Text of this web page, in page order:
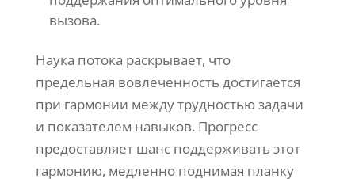
вызова.
Наука потока раскрывает, что
предельная вовлеченность достигается
при гармонии между трудностью задачи
и показателем навыков. Прогресс
предоставляет шанс поддерживать этот
гармонию, медленно поднимая планку